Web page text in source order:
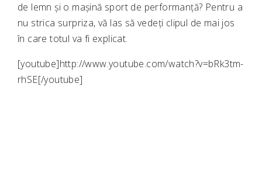
de lemn și o mașină sport de performanță? Pentru a
nu strica surpriza, vă las să vedeți clipul de mai jos
în care totul va fi explicat.
[youtube]http://www.youtube.com/watch?v=bRk3tm-
rhSE[/youtube]